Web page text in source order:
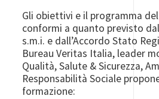
Gli obiettivi e il programma
conformi a quanto previsto
s.m.i. e dall’Accordo Stato
Bureau Veritas Italia, leader
Qualità, Salute & Sicurezza,
Responsabilità Sociale
formazione: